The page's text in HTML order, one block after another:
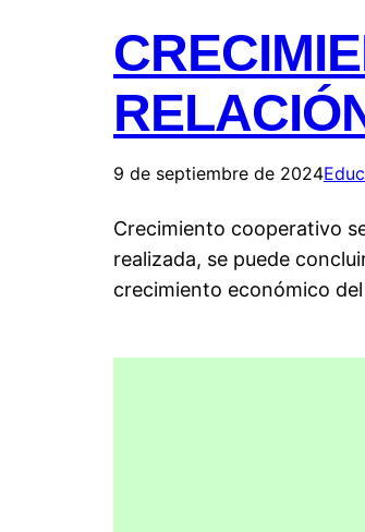
9 de septiembre de 2024
Crecimiento cooperativo
realizada, se puede
crecimiento económico